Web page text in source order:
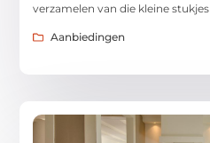
verzamelen van die kleine
Aanbiedingen